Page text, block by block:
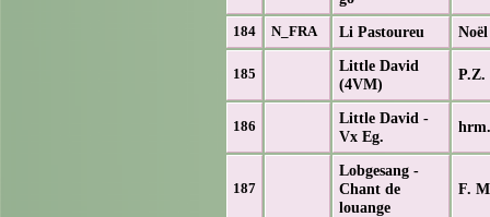
184 N_FRA Li Pastoureu
185
Little David
(4VM)
P.Z.
186
Little David -
Vx Eg.
187
Lobgesang -
Chant de
louange
F.